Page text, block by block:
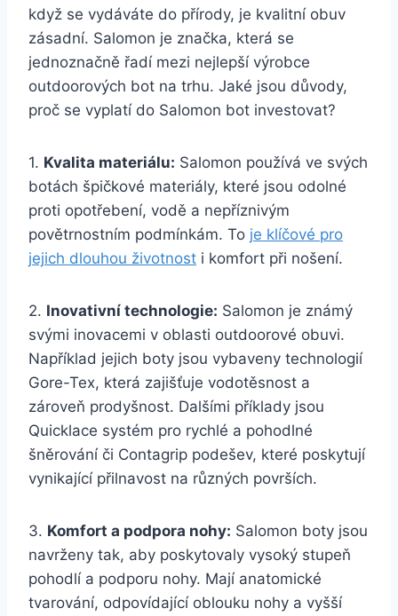
když‌ se vydáváte do přírody, je⁤ kvalitní obuv
zásadní. Salomon⁢ je značka, která ‌se
jednoznačně řadí mezi nejlepší výrobce⁣
outdoorových bot na trhu. Jaké jsou důvody,
proč se vyplatí do Salomon bot investovat?
1. Kvalita materiálu: Salomon ⁢používá ve svých
botách⁣ špičkové materiály, ⁣které jsou odolné⁢
proti​ opotřebení, vodě a nepříznivým
⁣povětrnostním podmínkám. To je klíčové pro
jejich dlouhou ‌životnost i komfort ⁤při nošení.
2. Inovativní technologie: Salomon je známý
svými ⁢inovacemi v oblasti ⁤outdoorové obuvi.
Například jejich‍ boty jsou vybaveny technologií
Gore-Tex, ‍která zajišťuje vodotěsnost‌ a
zároveň ​prodyšnost. Dalšími příklady jsou
Quicklace systém pro rychlé a pohodlné
⁣šněrování či Contagrip podešev, které‍ poskytují
⁣vynikající přilnavost na různých površích.
3. Komfort a podpora nohy: Salomon boty ⁣jsou
navrženy ‍tak, ⁤aby‌ poskytovaly vysoký stupeň
pohodlí a podporu ⁤nohy. ‌Mají anatomické
tvarování, odpovídající oblouku nohy a ‍vyšší